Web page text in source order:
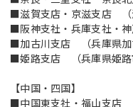
■滋賀支店・京滋支店 （
■阪神支社・兵庫支社・
■加古川支店 （兵庫県加
■姫路支店 （兵庫県姫路
【中国・四国】
■中国東支社・福山支店